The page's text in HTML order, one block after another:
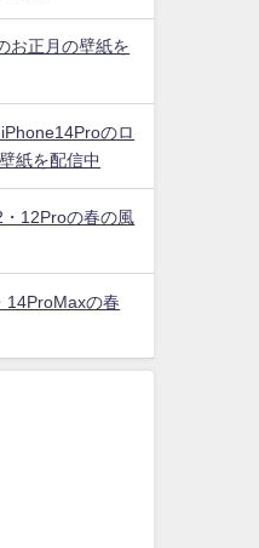
お正月の壁紙を
のロ
紙を配信中
12Proの春の風
14ProMaxの春